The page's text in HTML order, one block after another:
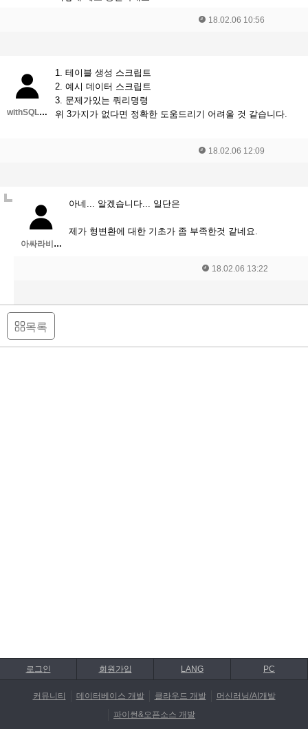
18.02.06 10:56
withSQLServer
1. 테이블 생성 스크립트
2. 예시 데이터 스크립트
3. 문제가있는 쿼리명령
위 3가지가 없다면 정확한 도움드리기 어려울 것 같습니다.
18.02.06 12:09
아싸라비아콜롬비아
아네... 알겠습니다... 일단은
제가 형변환에 대한 기초가 좀 부족한것 같네요.
18.02.06 13:22
목록
로그인 회원가입 LANG PC
커뮤니티 데이터베이스 개발 클라우드 개발
머신러닝/AI개발
파이썬&오픈소스 개발